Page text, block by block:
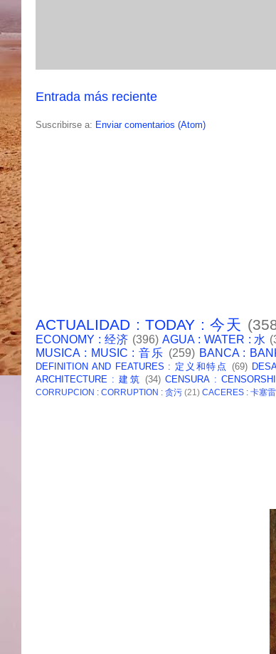
Entrada más reciente
Suscribirse a: Enviar comentarios (Atom)
ACTUALIDAD : TODAY : 今天
ECONOMY : 经济 (396) AGUA : WATER : 水
MUSICA : MUSIC : 音乐 (259) BANCA :
DEFINITION AND FEATURES : 定义和特点 (69)
ARCHITECTURE : 建筑 (34) CENSURA :
CORRUPCION : CORRUPTION : 贪污 (21) CACERES : 卡塞